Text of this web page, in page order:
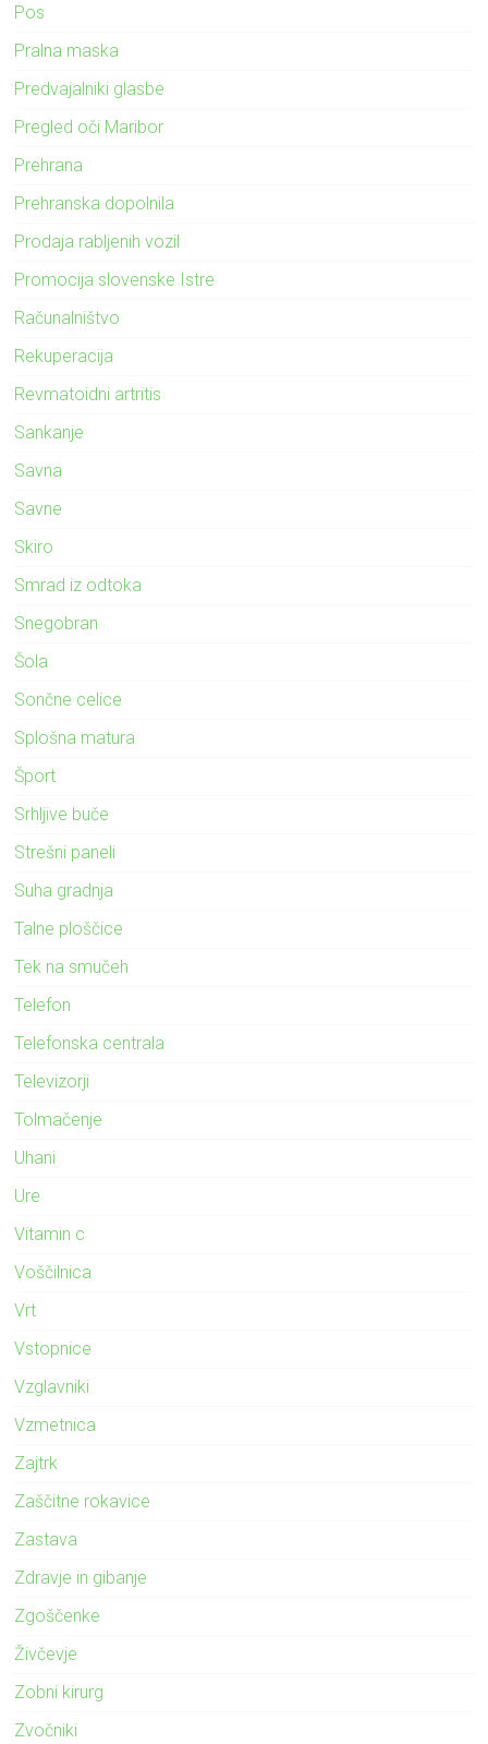
Pos
Pralna maska
Predvajalniki glasbe
Pregled oči Maribor
Prehrana
Prehranska dopolnila
Prodaja rabljenih vozil
Promocija slovenske Istre
Računalništvo
Rekuperacija
Revmatoidni artritis
Sankanje
Savna
Savne
Skiro
Smrad iz odtoka
Snegobran
Šola
Sončne celice
Splošna matura
Šport
Srhljive buče
Strešni paneli
Suha gradnja
Talne ploščice
Tek na smučeh
Telefon
Telefonska centrala
Televizorji
Tolmačenje
Uhani
Ure
Vitamin c
Voščilnica
Vrt
Vstopnice
Vzglavniki
Vzmetnica
Zajtrk
Zaščitne rokavice
Zastava
Zdravje in gibanje
Zgoščenke
Živčevje
Zobni kirurg
Zvočniki